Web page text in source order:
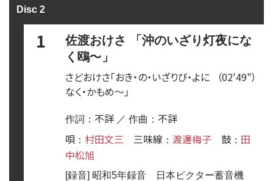
Disc 2
1
佐渡おけさ 「沖のいざり灯夜にな
く鴎〜 」
（02'49"）
さどおけさ「おき・の・いざりび・よに
なく・かもめ〜 」
作詞： 不詳 ／ 作曲： 不詳
唄 ： 村田文三 三味線 ： 渡邊梅子 鼓 ： 田
中松旭
[録音] 昭和5年録音 日本ビクター蓄音機